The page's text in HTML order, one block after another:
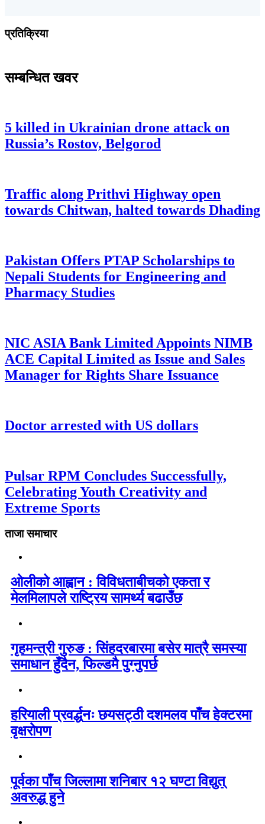
प्रतिक्रिया
सम्बन्धित खवर
5 killed in Ukrainian drone attack on
Russia’s Rostov, Belgorod
Traffic along Prithvi Highway open
towards Chitwan, halted towards Dhading
Pakistan Offers PTAP Scholarships to
Nepali Students for Engineering and
Pharmacy Studies
NIC ASIA Bank Limited Appoints NIMB
ACE Capital Limited as Issue and Sales
Manager for Rights Share Issuance
Doctor arrested with US dollars
Pulsar RPM Concludes Successfully,
Celebrating Youth Creativity and
Extreme Sports
ताजा समाचार
ओलीको आह्वान : विविधताबीचको एकता र
मेलमिलापले राष्ट्रिय सामर्थ्य बढाउँछ
गृहमन्त्री गुरुङ : सिंहदरबारमा बसेर मात्रै समस्या
समाधान हुँदैन, फिल्डमै पुग्नुपर्छ
हरियाली प्रवर्द्धनः छयसट्ठी दशमलव पाँच हेक्टरमा
वृक्षरोपण
पूर्वका पाँच जिल्लामा शनिबार १२ घण्टा विद्युत्
अवरुद्ध हुने